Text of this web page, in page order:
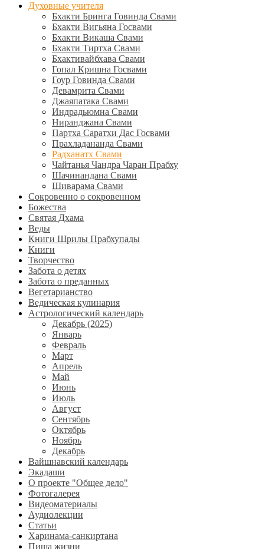
Духовные учителя
Бхакти Бринга Говинда Свами
Бхакти Вигьяна Госвами
Бхакти Викаша Свами
Бхакти Тиртха Свами
Бхактивайбхава Свами
Гопал Кришна Госвами
Гоур Говинда Свами
Девамрита Свами
Джаяпатака Свами
Индрадьюмна Свами
Ниранджана Свами
Партха Саратхи Дас Госвами
Прахладананда Свами
Радханатх Свами
Чайтанья Чандра Чаран Прабху
Шачинандана Свами
Шиварама Свами
Сокровенно о сокровенном
Божества
Святая Дхама
Веды
Книги Шрилы Прабхупады
Книги
Творчество
Забота о детях
Забота о преданных
Вегетарианство
Ведическая кулинария
Астрологический календарь
Декабрь (2025)
Январь
Февраль
Март
Апрель
Май
Июнь
Июль
Август
Сентябрь
Октябрь
Ноябрь
Декабрь
Вайшнавский календарь
Экадаши
О проекте "Общее дело"
Фотогалерея
Видеоматериалы
Аудиолекции
Статьи
Харинама-санкиртана
Пища жизни